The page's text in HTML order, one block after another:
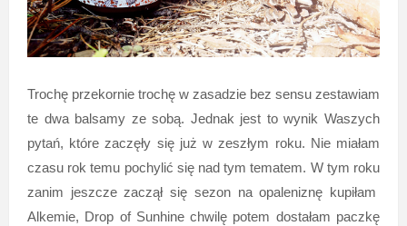
Trochę przekornie trochę w zasadzie bez sensu zestawiam
te dwa balsamy ze sobą. Jednak jest to wynik Waszych
pytań, które zaczęły się już w zeszłym roku. Nie miałam
czasu rok temu pochylić się nad tym tematem. W tym roku
zanim jeszcze zaczął się sezon na opaleniznę kupiłam
Alkemie, Drop of Sunhine chwilę potem dostałam paczkę